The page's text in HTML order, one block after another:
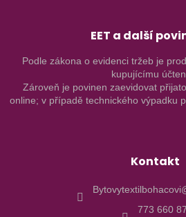
EET a další
Podle zákona o evidenci tržeb je
kupujícímu
Zároveň je povinen zaevidovat
online; v případě technického výpadku
Kontakt
773 660